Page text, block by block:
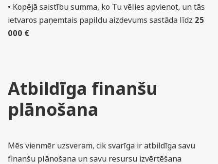
• Kopējā saistību summa, ko Tu vēlies apvienot, un tās
ietvaros paņemtais papildu aizdevums sastāda līdz 25
000 €
Atbildīga finanšu
plānošana
Mēs vienmēr uzsveram, cik svarīga ir atbildīga savu
finanšu plānošana un savu resursu izvērtēšana